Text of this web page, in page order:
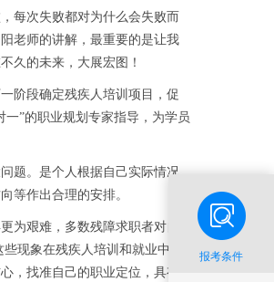
每次失败都对为什么会失败而
老师的讲解，最重要的是让我
久的未来，大展宏图！
阶段确定残疾人培训项目，促
”的职业规划专家指导，为学员
题。是个人根据自己实际情况
等作出合理的安排。
艰难，多数残障求职者对自
现象在残疾人培训和就业中普
，找准自己的职业定位，具有
报考条件